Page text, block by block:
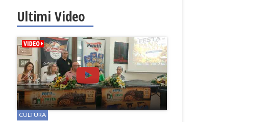
Ultimi Video
CULTURA